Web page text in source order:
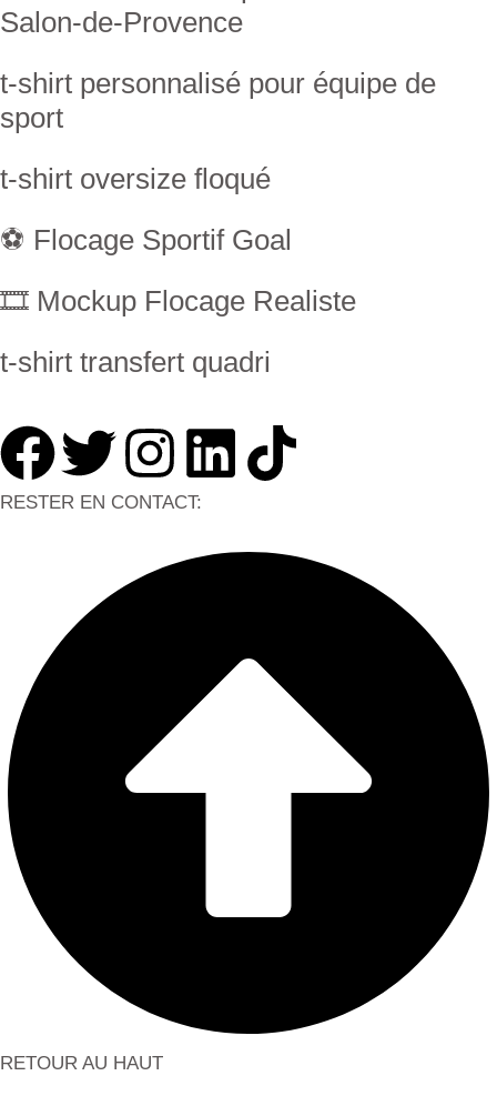
Salon-de-Provence
t-shirt personnalisé pour équipe de
sport
t-shirt oversize floqué
⚽ Flocage Sportif Goal
🎞 Mockup Flocage Realiste
t-shirt transfert quadri
RESTER EN CONTACT:
RETOUR AU HAUT